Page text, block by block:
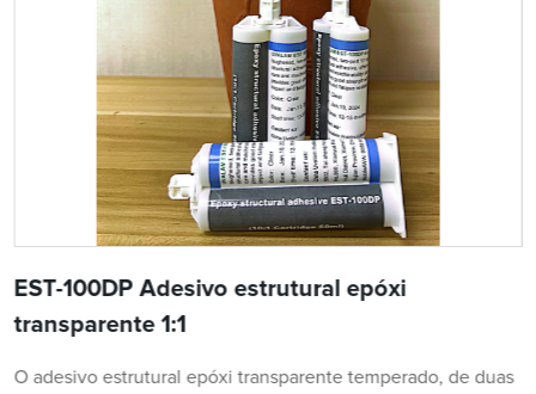
EST-100DP Adesivo estrutural epóxi
transparente 1:1
O adesivo estrutural epóxi transparente temperado, de duas